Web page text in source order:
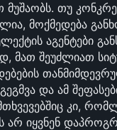
მუშაობს. თუ
მოქმედება
აგენტები
მათ შეუძლიათ
და ამ
კი,
არ იყვნენ